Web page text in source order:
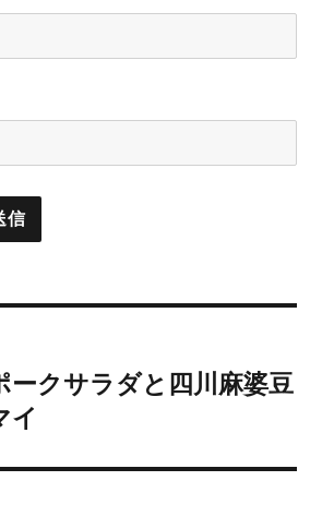
ークサラダと四川麻婆豆
イ